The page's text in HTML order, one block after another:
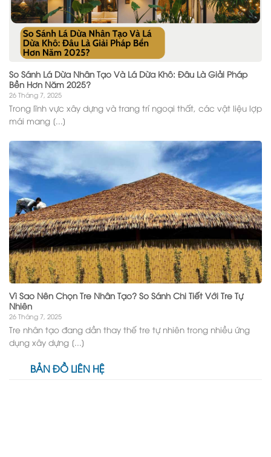
So Sánh Lá Dừa Nhân Tạo Và Lá Dừa Khô: Đâu Là Giải Pháp
Bền Hơn Năm 2025?
26 Tháng 7, 2025
Trong lĩnh vực xây dựng và trang trí ngoại thất, các vật liệu lợp
mái mang [...]
Vì Sao Nên Chọn Tre Nhân Tạo? So Sánh Chi Tiết Với Tre Tự
Nhiên
26 Tháng 7, 2025
Tre nhân tạo đang dần thay thế tre tự nhiên trong nhiều ứng
dụng xây dựng [...]
BẢN ĐỒ LIÊN HỆ